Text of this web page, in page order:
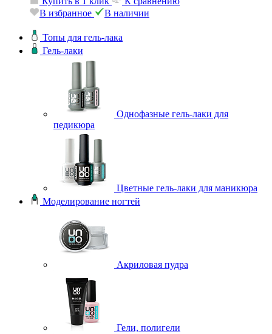
Купить в 1 клик
К сравнению
Топы для гель-лака
Гель-лаки
Однофазные гель-лаки для
педикюра
Цветные гель-лаки для маникюра
Моделирование ногтей
Акриловая пудра
Гели, полигели